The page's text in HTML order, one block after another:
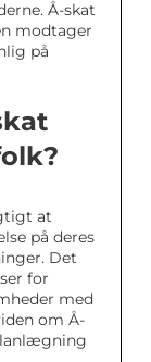
Å-skat
modtager
på
at
på deres
Det
for
med
om Å-